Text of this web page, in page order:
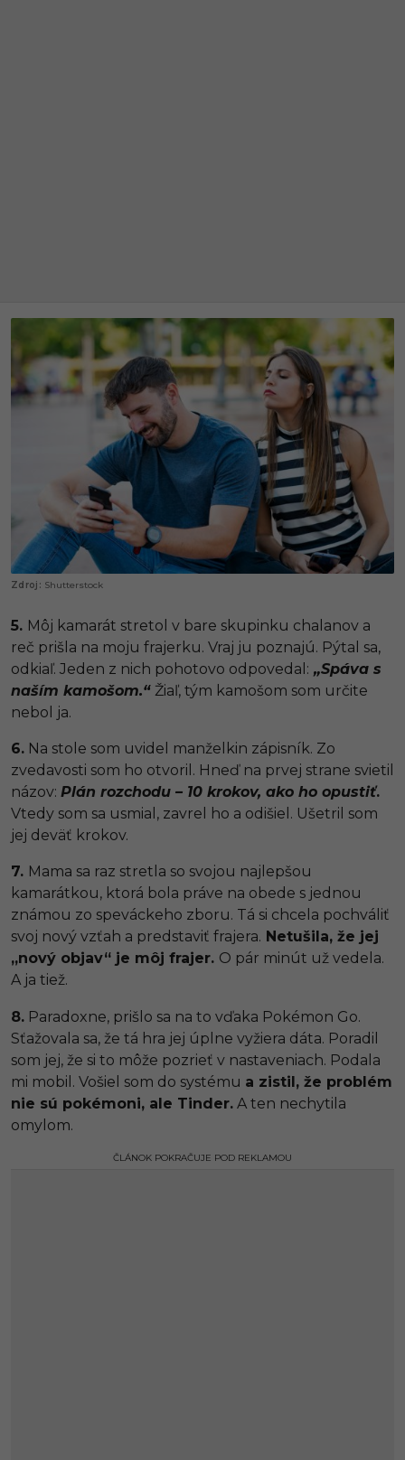
Shutterstock
5. Môj kamarát stretol v bare skupinku chalanov a
reč prišla na moju frajerku. Vraj ju poznajú. Pýtal sa,
odkiaľ. Jeden z nich pohotovo odpovedal: „Spáva s
naším kamošom.“ Žiaľ, tým kamošom som určite
nebol ja.
6. Na stole som uvidel manželkin zápisník. Zo
zvedavosti som ho otvoril. Hneď na prvej strane svietil
názov: Plán rozchodu – 10 krokov, ako ho opustiť.
Vtedy som sa usmial, zavrel ho a odišiel. Ušetril som
jej deväť krokov.
7. Mama sa raz stretla so svojou najlepšou
kamarátkou, ktorá bola práve na obede s jednou
známou zo speváckeho zboru. Tá si chcela pochváliť
svoj nový vzťah a predstaviť frajera. Netušila, že jej
„nový objav“ je môj frajer. O pár minút už vedela.
A ja tiež.
8. Paradoxne, prišlo sa na to vďaka Pokémon Go.
Sťažovala sa, že tá hra jej úplne vyžiera dáta. Poradil
som jej, že si to môže pozrieť v nastaveniach. Podala
mi mobil. Vošiel som do systému a zistil, že problém
nie sú pokémoni, ale Tinder. A ten nechytila
omylom.
ČLÁNOK POKRAČUJE POD REKLAMOU